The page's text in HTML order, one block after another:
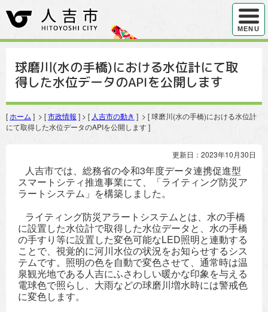
ハンバ
MENU
球磨川(水の手橋)における水位計にて取
得した水位データのAPIを公開します
[ ホーム ] > [市政情報 ] > [ 人吉市の動き ] > [ 球磨川(水の手橋)における水位計
にて取得した水位データのAPIを公開します ]
更新日：2023年10月30日
人吉市では、総務省の令和3年度データ連携促進型
スマートシティ推進事業にて、「ライティング防災ア
ラートシステム」を構築しました。
ライティング防災アラートシステムとは、水の手橋
に設置した水位計で取得した水位データと、水の手橋
の手すり等に設置した変色可能なLED照明と連動する
ことで、視覚的に河川水位の状況をお知らせするシス
テムです。照明の色を自動で変色させて、通常時は温
泉観光地である人吉にふさわしい暖かな印象を与える
電球色で照らし、大雨などの球磨川増水時には警戒色
に変色します。